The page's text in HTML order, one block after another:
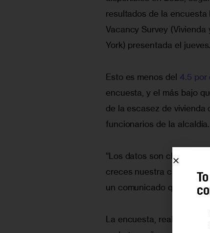
resultados de la encuesta
Vacancy Survey
York) presentada el jueves.
Esto es menos del 4.5 por
encuesta, y el más bajo
de la escasez de
funcionarios de la alcaldía.
“Los datos son claros: la
creces nuestra
un comunicado que
La encuesta, realizada